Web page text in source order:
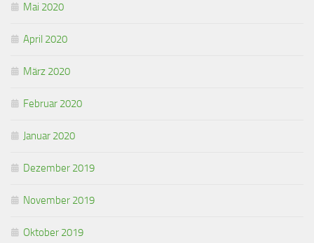
Mai 2020
April 2020
März 2020
Februar 2020
Januar 2020
Dezember 2019
November 2019
Oktober 2019